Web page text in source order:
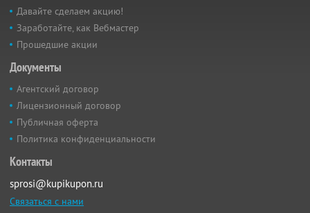
Давайте сделаем акцию!
Заработайте, как Вебмастер
Прошедшие акции
Документы
Агентский договор
Лицензионный договор
Публичная оферта
Политика конфиденциальности
Контакты
sprosi@kupikupon.ru
Связаться с нами